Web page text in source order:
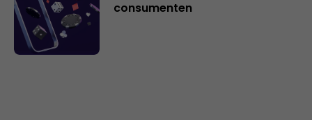
consumenten